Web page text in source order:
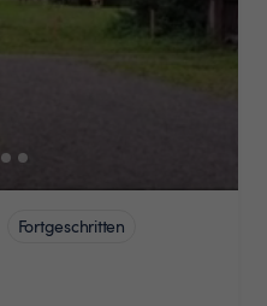
Fortgeschritten